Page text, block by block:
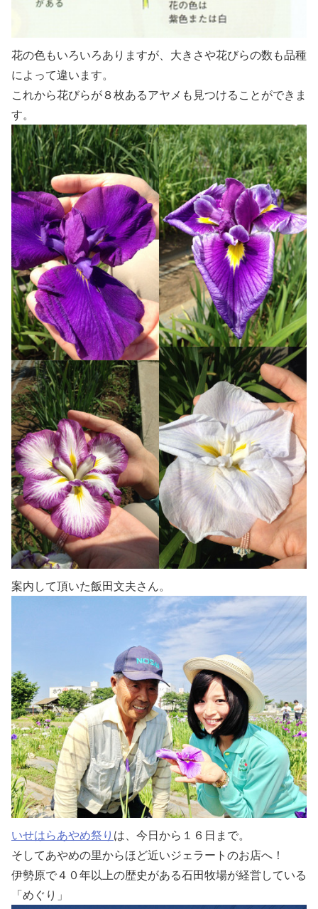
花の色もいろいろありますが、大きさや花びらの数も品種
によって違います。
これから花びらが８枚あるアヤメも見つけることができま
す。
案内して頂いた飯田文夫さん。
いせはらあやめ祭り は、今日から１６日まで。
そしてあやめの里からほど近いジェラートのお店へ！
伊勢原で４０年以上の歴史がある石田牧場が経営している
「めぐり」